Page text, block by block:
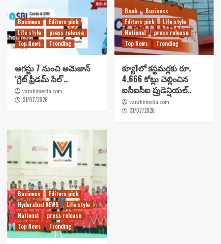
Business
Editors pick
Life style
press release
Top News
Trending
ఆగస్టు 7 నుంచి అమెజాన్
‘గ్రేట్ ఫ్రీడమ్ సేల్’..
varahimedia.com
31/07/2026
Bank
Business
Editors pick
Life style
National
press release
Top News
Trending
క్యూ1లో కస్టమర్లకు రూ.
4,666 కోట్లు చెల్లించిన
ఐసీఐసీఐ ప్రుడెన్షియల్..
varahimedia.com
31/07/2026
Business
Editors pick
Hyderabad NEWS
Life style
National
press release
Top News
Trending